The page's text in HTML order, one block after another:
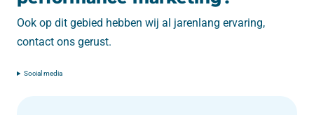
Ook op dit gebied hebben wij al jarenlang ervaring,
contact ons gerust.
Social media